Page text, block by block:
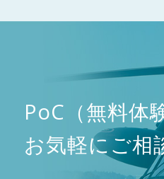
PoC（無料体
お気軽にご相